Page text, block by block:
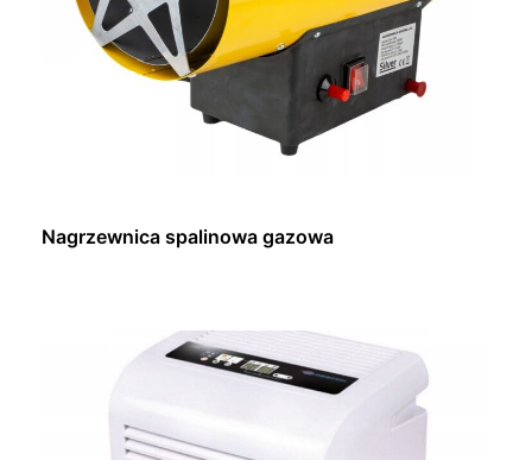
Nagrzewnica spalinowa gazowa
Dowiedz się więcej